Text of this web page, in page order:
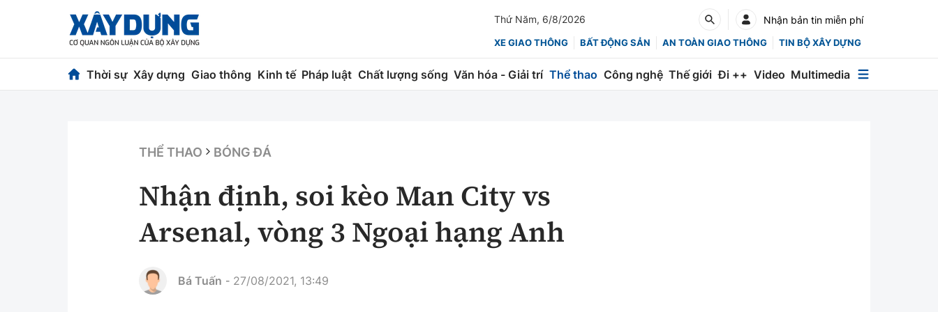
Thứ Năm, 6/8/2026 Nhận bản tin miễn phí
XE GIAO THÔNG BẤT ĐỘNG SẢN AN TOÀN GIAO THÔNG TIN BỘ XÂY DỰNG
Thời sự Xây dựng Giao thông Kinh tế Pháp luật Chất lượng sống Văn hóa - Giải trí Thể thao Công nghệ Thế giới Đi ++ Video Multimedia
Chuyện dọc đường
Chỉ đạo điều hành
Vật liệu xây dựng
Giám định chất lượng
Hàng không
Đường sắt
Chứng khoán
Bảo hiểm
THỂ THAO BÓNG ĐÁ
Nhận định, soi kèo Man City vs
Arsenal, vòng 3 Ngoại hạng Anh
Bá Tuấn - 27/08/2021, 13:49